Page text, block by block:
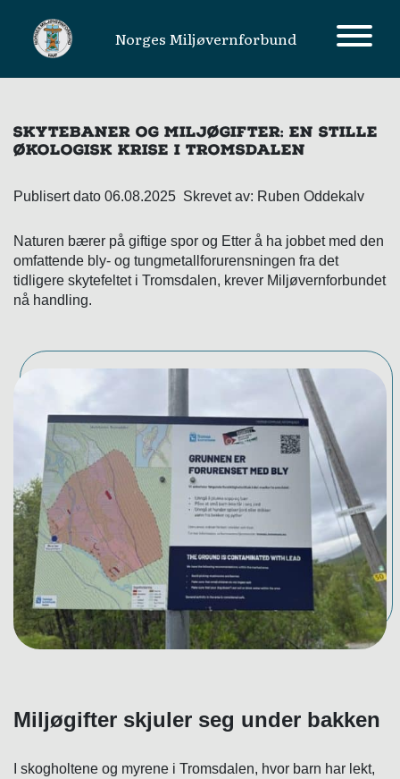
MAIN NAVIGATIONNorges Miljøvernforbund
SKYTEBANER OG MILJØGIFTER: EN STILLE
ØKOLOGISK KRISE I TROMSDALEN
Publisert dato 06.08.2025 Skrevet av: Ruben Oddekalv
Naturen bærer på giftige spor og Etter å ha jobbet med den
omfattende bly- og tungmetallforurensningen fra det
tidligere skytefeltet i Tromsdalen, krever Miljøvernforbundet
nå handling.
Miljøgifter skjuler seg under bakken
I skogholtene og myrene i Tromsdalen, hvor barn har lekt,